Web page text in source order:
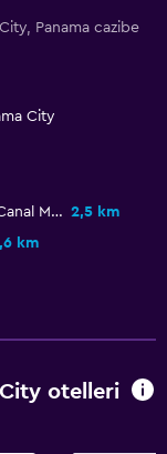
Panama cazibe
City
Interoceanic Canal Museum 2,5 km
km
otelleri